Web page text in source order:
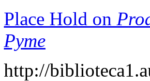
Place Hold on
Pyme
http://